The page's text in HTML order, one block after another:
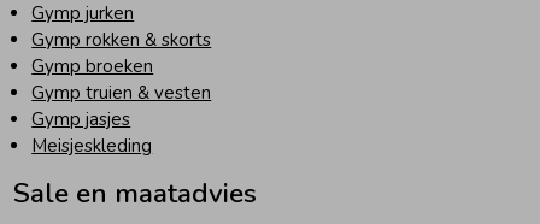
Gymp jurken
Gymp rokken & skorts
Gymp broeken
Gymp truien & vesten
Gymp jasjes
Meisjeskleding
Sale en maatadvies